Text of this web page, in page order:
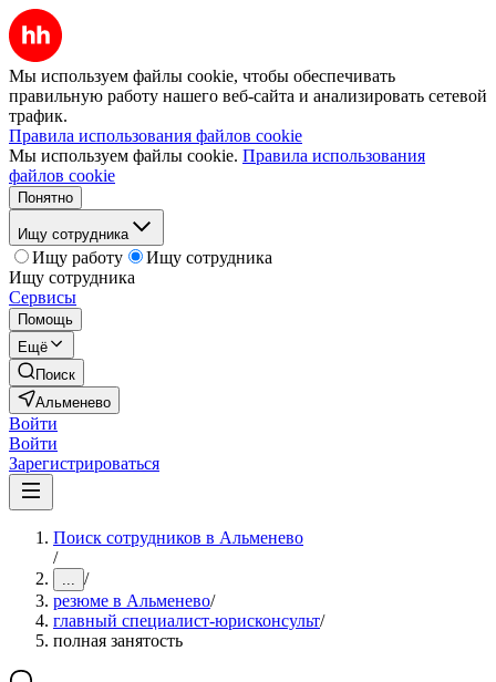
Мы используем файлы cookie, чтобы обеспечивать
правильную работу нашего веб-сайта и анализировать сетевой
трафик.
Правила использования файлов cookie
Мы используем файлы cookie. Правила использования
файлов cookie
Понятно
Ищу сотрудника
Ищу работу
Ищу сотрудника
Ищу сотрудника
Сервисы
Помощь
Ещё
Поиск
Альменево
Войти
Войти
Зарегистрироваться
Поиск сотрудников в Альменево
/
... /
резюме в Альменево/
главный специалист-юрисконсульт/
полная занятость